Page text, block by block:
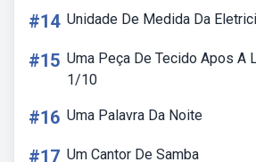
#14 Unidade De Medida Da
#15 Uma Peça De Tecido Apos A
1/10
#16 Uma Palavra Da Noite
#17 Um Cantor De Samba